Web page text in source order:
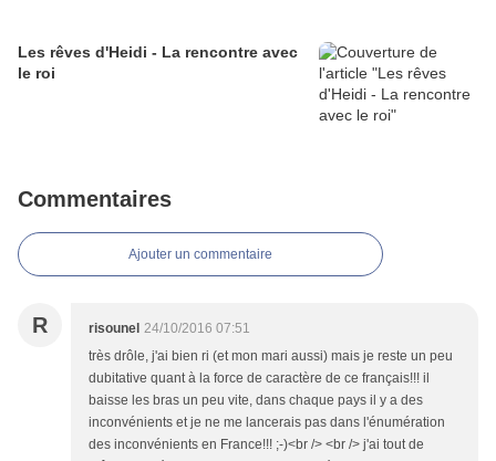
Les rêves d'Heidi - La rencontre avec
le roi
Commentaires
Ajouter un commentaire
R risounel 24/10/2016 07:51
très drôle, j'ai bien ri (et mon mari aussi) mais je reste un peu
dubitative quant à la force de caractère de ce français!!! il
baisse les bras un peu vite, dans chaque pays il y a des
inconvénients et je ne me lancerais pas dans l'énumération
des inconvénients en France!!! ;-)<br /> <br /> j'ai tout de